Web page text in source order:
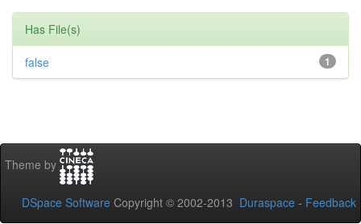
Has File(s)
1
false
Theme by
DSpace Software Copyright © 2002-2013 Duraspace - Feedback